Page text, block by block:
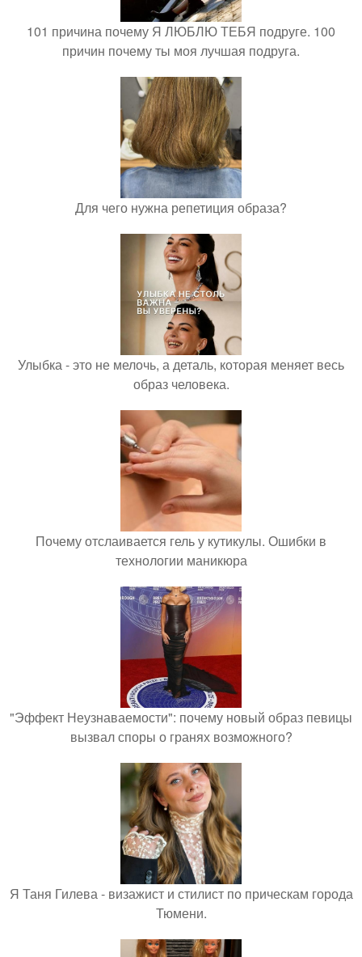
101 причина почему Я ЛЮБЛЮ ТЕБЯ подруге. 100
причин почему ты моя лучшая подруга.
Для чего нужна репетиция образа?
Улыбка - это не мелочь, а деталь, которая меняет весь
образ человека.
Почему отслаивается гель у кутикулы. Ошибки в
технологии маникюра
"Эффект Неузнаваемости": почему новый образ певицы
вызвал споры о гранях возможного?
Я Таня Гилева - визажист и стилист по прическам города
Тюмени.